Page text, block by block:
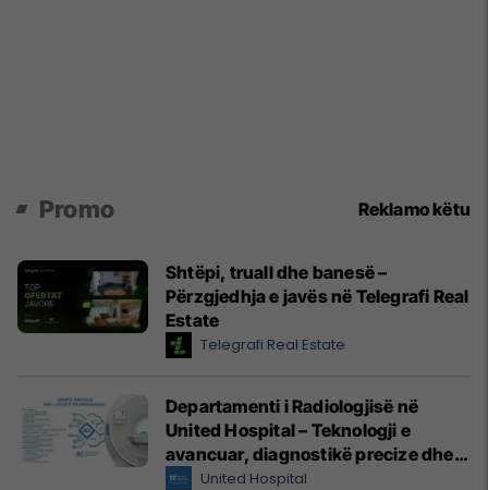
Promo Reklamo këtu
Shtëpi, truall dhe banesë –
Përzgjedhja e javës në Telegrafi Real
Estate
Telegrafi Real Estate
Departamenti i Radiologjisë në
United Hospital – Teknologji e
avancuar, diagnostikë precize dhe
kujdes profesional
United Hospital